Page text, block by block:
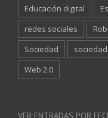
Educación digital
redes sociales
Sociedad
Web 2.0
VER ENTRADAS POR